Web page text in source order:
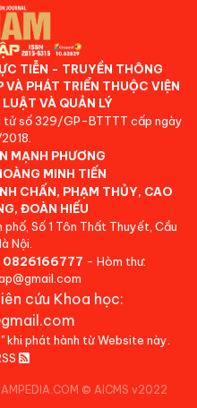
TIỄN - TRUYỀN THÔNG
PHÁT TRIỂN THUỘC VIỆN
VÀ QUẢN LÝ
tử số 329/GP-BTTTT cấp ngày
MẠNH PHƯƠNG
MINH TIẾN
CHẤN, PHẠM THỦY, CAO
ĐOÀN HIẾU
Số 1 Tôn Thất Thuyết, Cầu
Nội.
0826166777 - Hòm thư:
cứu Khoa học:
khi phát hành từ Website này.
© AICMS v2022